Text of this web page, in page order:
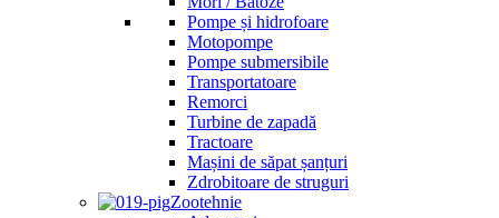
Pompe și hidrofoare
Motopompe
Pompe submersibile
Transportatoare
Remorci
Turbine de zapadă
Tractoare
Mașini de săpat șanțuri
Zdrobitoare de struguri
Zootehnie